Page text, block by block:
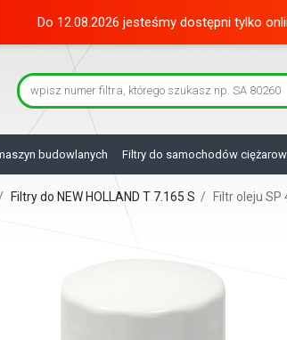
Do 12.08.2026 jesteśmy dostępni tylko
budowlanych Filtry do samochodów
Filtry do NEW HOLLAND T 7.165 S / Filtr oleju SP